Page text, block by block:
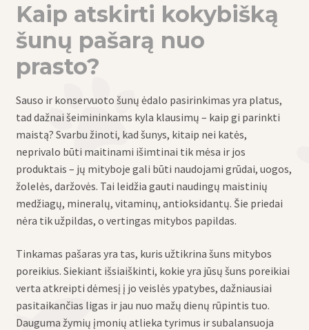
Kaip atskirti kokybišką
šunų pašarą nuo
prasto?
Sauso ir konservuoto šunų ėdalo pasirinkimas yra platus,
tad dažnai šeimininkams kyla klausimų – kaip gi parinkti
maistą? Svarbu žinoti, kad šunys, kitaip nei katės,
neprivalo būti maitinami išimtinai tik mėsa ir jos
produktais – jų mityboje gali būti naudojami grūdai, uogos,
žolelės, daržovės. Tai leidžia gauti naudingų maistinių
medžiagų, mineralų, vitaminų, antioksidantų. Šie priedai
nėra tik užpildas, o vertingas mitybos papildas.
Tinkamas pašaras yra tas, kuris užtikrina šuns mitybos
poreikius. Siekiant išsiaiškinti, kokie yra jūsų šuns poreikiai
verta atkreipti dėmesį į jo veislės ypatybes, dažniausiai
pasitaikančias ligas ir jau nuo mažų dienų rūpintis tuo.
Dauguma žymių įmonių atlieka tyrimus ir subalansuoja